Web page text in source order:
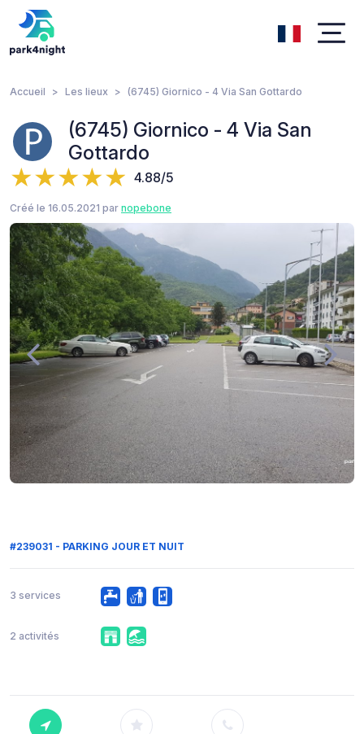
Accueil Les lieux (6745) Giornico - 4 Via San Gottardo
(6745) Giornico - 4 Via San
Gottardo
4.88/5
Créé le 16.05.2021 par nopebone
#239031 - PARKING JOUR ET NUIT
3 services
2 activités